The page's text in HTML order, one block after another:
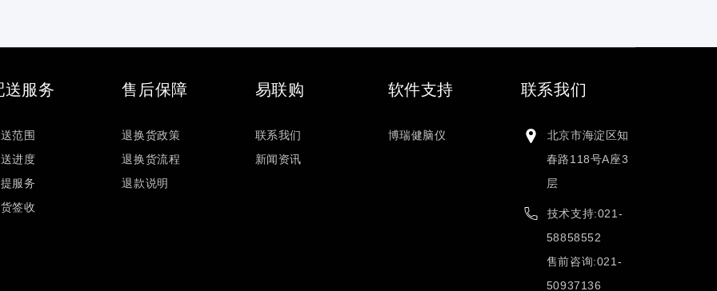
送服务
范围
进度
服务
签收
售后保障
退换货政策
退换货流程
退款说明
易联购
联系我们
新闻资讯
软件支持
博瑞健脑仪
联系我们
北京市海淀区知
春路118号A座3
层
技术支持:021-
58858552
售前咨询:021-
50937136